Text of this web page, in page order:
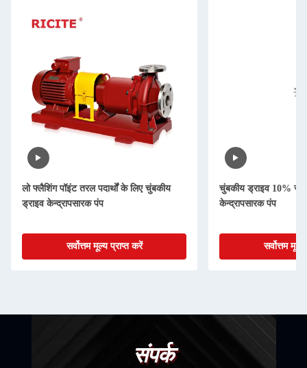
लो फ्लैशिंग पॉइंट तरल पदार्थों के लिए चुंबकीय
ड्राइव केन्द्रापसारक पंप
सर्वोत्तम मूल्य प्राप्त करें
चुंबकीय ड्राइव 10%
केन्द्रापसारक पंप
सर्वोत्तम
संपर्क